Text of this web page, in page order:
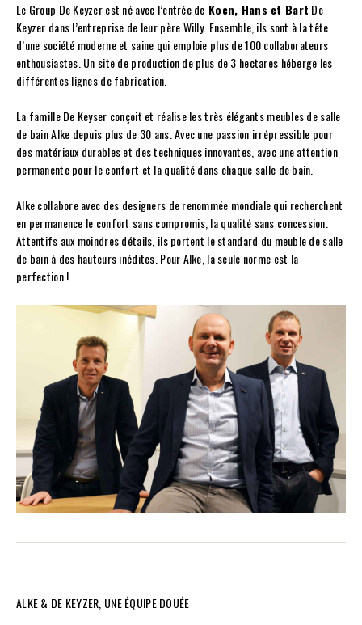
Le Group De Keyzer est né avec l’entrée de Koen, Hans et Bart De
Keyzer dans l’entreprise de leur père Willy. Ensemble, ils sont à la tête
d’une société moderne et saine qui emploie plus de 100 collaborateurs
enthousiastes. Un site de production de plus de 3 hectares héberge les
différentes lignes de fabrication.
La famille De Keyser conçoit et réalise les très élégants meubles de salle
de bain Alke depuis plus de 30 ans. Avec une passion irrépressible pour
des matériaux durables et des techniques innovantes, avec une attention
permanente pour le confort et la qualité dans chaque salle de bain.
Alke collabore avec des designers de renommée mondiale qui recherchent
en permanence le confort sans compromis, la qualité sans concession.
Attentifs aux moindres détails, ils portent le standard du meuble de salle
de bain à des hauteurs inédites. Pour Alke, la seule norme est la
perfection !
ALKE & DE KEYZER, UNE ÉQUIPE DOUÉE